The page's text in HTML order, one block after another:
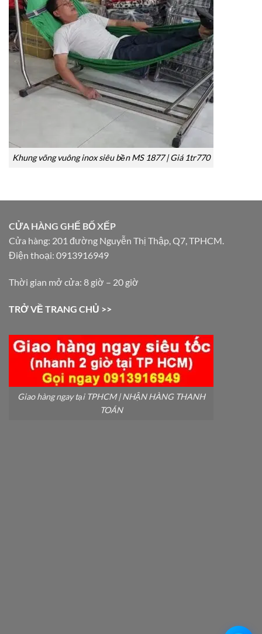
Khung võng vuông inox siêu bền MS 1877 | Giá 1tr770
CỬA HÀNG GHẾ BỐ XẾP
Cửa hàng: 201 đường Nguyễn Thị Thập, Q7, TPHCM.
Điện thoại: 0913916949
Thời gian mở cửa: 8 giờ – 20 giờ
TRỞ VỀ TRANG CHỦ >>
Giao hàng ngay tại TPHCM | NHẬN HÀNG THANH
TOÁN